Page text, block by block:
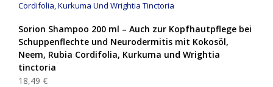
Sorion Shampoo 200 ml – Auch zur Kopfhautpflege bei
Schuppenflechte und Neurodermitis mit Kokosöl,
Neem, Rubia Cordifolia, Kurkuma und Wrightia
tinctoria
18,49 €